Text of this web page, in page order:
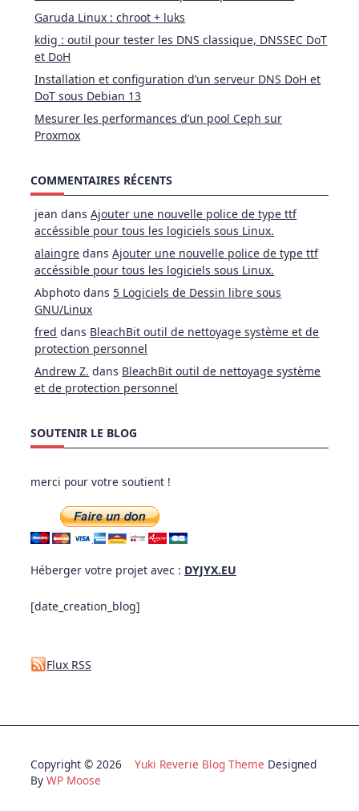
Garuda Linux : chroot + luks
kdig : outil pour tester les DNS classique, DNSSEC DoT
et DoH
Installation et configuration d’un serveur DNS DoH et
DoT sous Debian 13
Mesurer les performances d’un pool Ceph sur
Proxmox
COMMENTAIRES RÉCENTS
jean dansAjouter une nouvelle police de type ttf
accéssible pour tous les logiciels sous Linux.
alaingre dansAjouter une nouvelle police de type ttf
accéssible pour tous les logiciels sous Linux.
Abphoto dans 5 Logiciels de Dessin libre sous
GNU/Linux
fred dans BleachBit outil de nettoyage système et de
protection personnel
Andrew Z. dans BleachBit outil de nettoyage système
et de protection personnel
SOUTENIR LE BLOG
merci pour votre soutient !
Héberger votre projet avec : DYJYX.EU
[date_creation_blog]
Flux RSS
Copyright © 2026 Yuki Reverie Blog Theme Designed
By WP Moose